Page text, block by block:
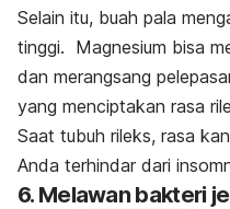
Selain itu, buah pala
tinggi. Magnesium bisa
dan merangsang
yang menciptakan rasa
Saat tubuh rileks, rasa
Anda terhindar dari
6. Melawan bakteri